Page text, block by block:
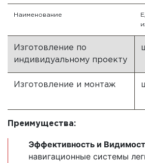
Наименование
Изготовление по
индивидуальному проекту
Изготовление и монтаж
Преимущества:
Эффективность и
навигационные системы